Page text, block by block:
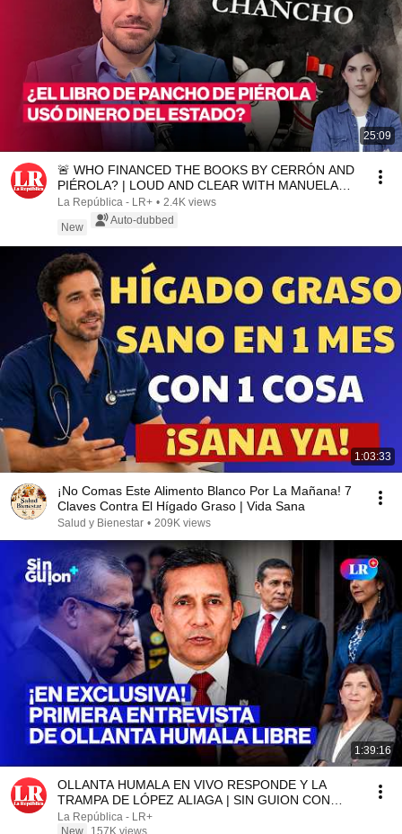
25:09
🚨 WHO FINANCED THE BOOKS BY CERRÓN AND
PIÉROLA? | LOUD AND CLEAR WITH MANUELA
CAMACHO
La República - LR+ • 2.4K views
New
Auto-dubbed
1:03:33
¡No Comas Este Alimento Blanco Por La Mañana! 7
Claves Contra El Hígado Graso | Vida Sana
Salud y Bienestar • 209K views
1:39:16
OLLANTA HUMALA EN VIVO RESPONDE Y LA
TRAMPA DE LÓPEZ ALIAGA | SIN GUION CON
ROSA MARÍA PALACIOS
La República - LR+
New
157K views